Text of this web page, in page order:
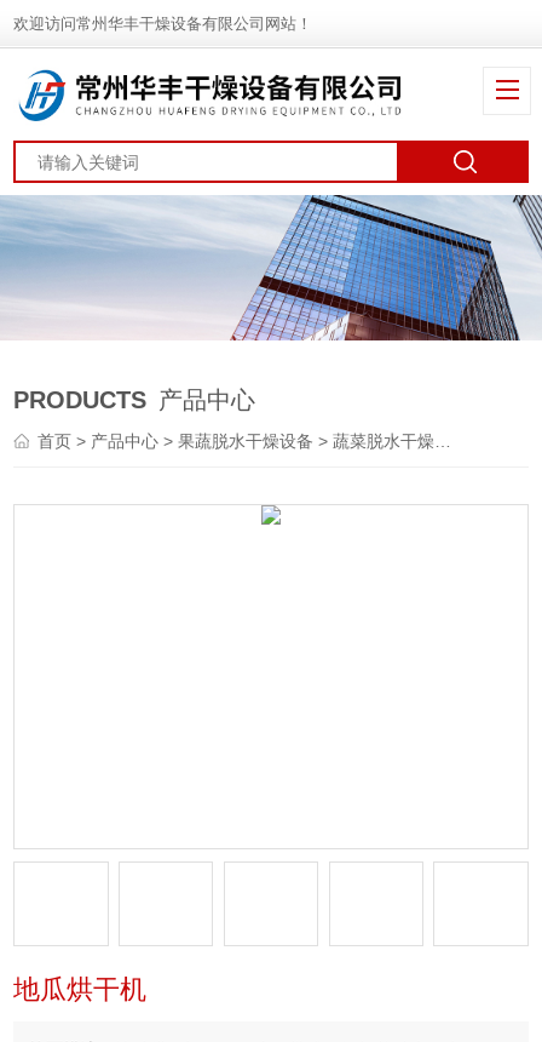
欢迎访问常州华丰干燥设备有限公司网站！
PRODUCTS 产品中心
首页> 产品中心 >果蔬脱水干燥设备 >蔬菜脱水干燥机
地瓜烘干机